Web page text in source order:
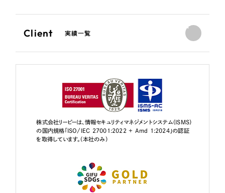
Client 実績一覧
株式会社リーピーは、情報セキュリティマネジメントシステム（ISMS）
の国内規格「ISO/IEC 27001:2022 + Amd 1:2024」の認証
を取得しています。（本社のみ）